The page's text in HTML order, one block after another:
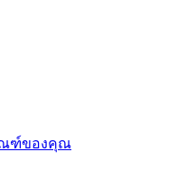
ณฑ์ของคุณ